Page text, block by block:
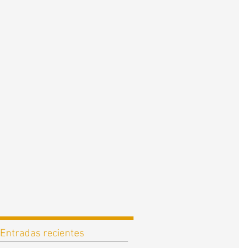
Entradas recientes